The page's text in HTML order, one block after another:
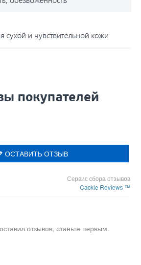
сухой и чувствительной кожи
покупателей
ОСТАВИТЬ ОТЗЫВ
Сервис сбора отзывов
Cackle Reviews ™
отзывов, станьте первым.